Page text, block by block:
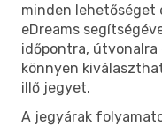
minden lehetőséget
eDreams
időpontra,
könnyen
illő jegyet.
A jegyárak